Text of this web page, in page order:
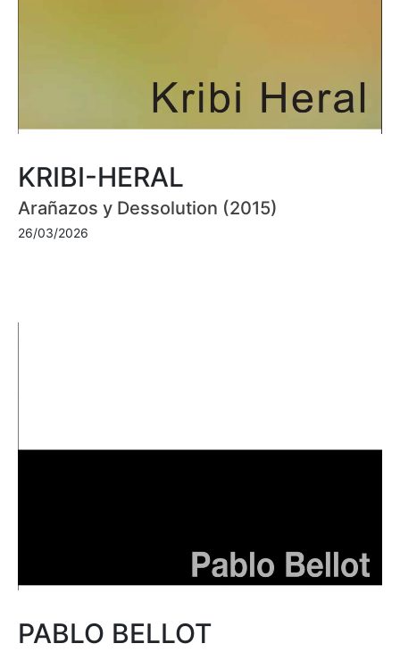
KRIBI-HERAL
Arañazos y Dessolution (2015)
26/03/2026
PABLO BELLOT